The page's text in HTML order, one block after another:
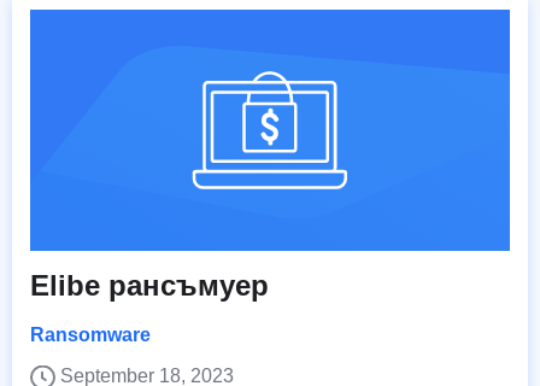
Elibe рансъмуер
Ransomware
September 18, 2023